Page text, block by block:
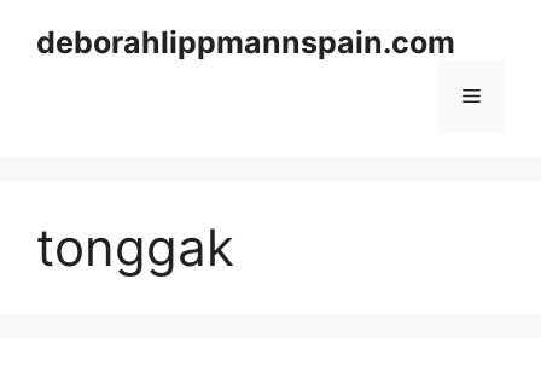
deborahlippmannspain.com
Menu
tonggak